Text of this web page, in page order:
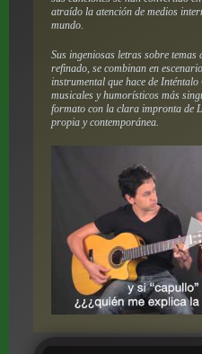
atraído la atención de medios
mundo.
Sus ingeniosas letras sobre
refinado, se combinan en
instrumental que hace de
musicales y humorísticos más
formato con la clara impronta de
propia y contemporánea.